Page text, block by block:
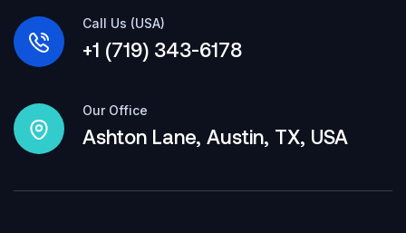
Call Us (USA)
+1 (719) 343-6178
Our Office
Ashton Lane, Austin, TX, USA